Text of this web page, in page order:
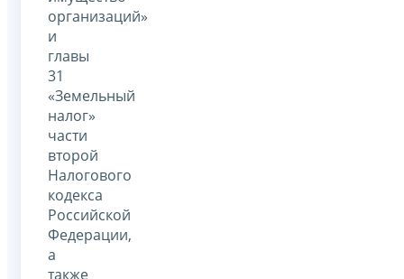
организаций»
и
главы
31
«Земельный
налог»
части
второй
Налогового
кодекса
Российской
Федерации,
а
также